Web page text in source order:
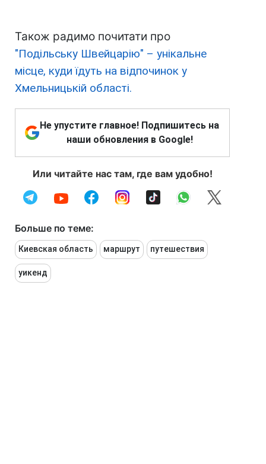
Також радимо почитати про
"Подільську Швейцарію" – унікальне
місце, куди їдуть на відпочинок у
Хмельницькій області.
Не упустите главное! Подпишитесь на
наши обновления в Google!
Или читайте нас там, где вам удобно!
Больше по теме:
Киевская область маршрут путешествия
уикенд